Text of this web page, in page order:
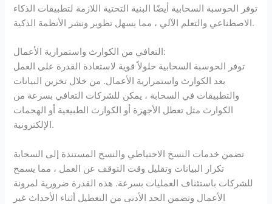
توفر الحوسبة السحابية أيضًا البنية التحتية اللازمة لتطبيقات الذكاء
الاصطناعي والتعلم الآلي ، مما يسهل تطوير ونشر الأنظمة الذكية.
التعافي من الكوارث واستمرارية الأعمال:
توفر الحوسبة السحابية حلولاً قوية لاستعادة القدرة على العمل
بعد الكوارث واستمرارية الأعمال. من خلال تخزين البيانات
والتطبيقات في السحابة ، يمكن للشركات التعافي بسرعة من
الكوارث مثل تعطل الأجهزة أو الكوارث الطبيعية أو الهجمات
الإلكترونية.
تضمن خدمات النسخ الاحتياطي والنسخ المستندة إلى السحابة
تكرار البيانات وتقليل وقت التوقف عن العمل ، مما يسمح
للشركات باستئناف العمليات بسرعة. هذه القدرة ضرورية لمرونة
الأعمال وتضمن الحد الأدنى من التعطيل أثناء الأحداث غير